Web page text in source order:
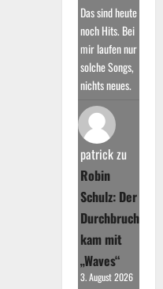
Das sind heute
noch Hits. Bei
mir laufen nur
solche Songs,
nichts neues.
patrickzu
Robin
Schulz: Der
Durchbruch
kam mit
„Waves“
3. August 2026